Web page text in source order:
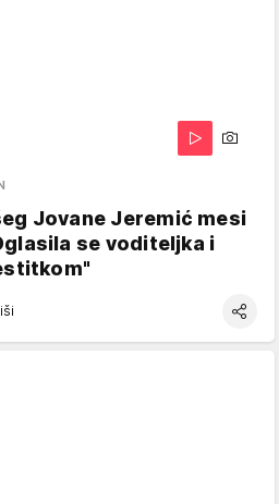
Jovane Jeremić mesi
se voditeljka i